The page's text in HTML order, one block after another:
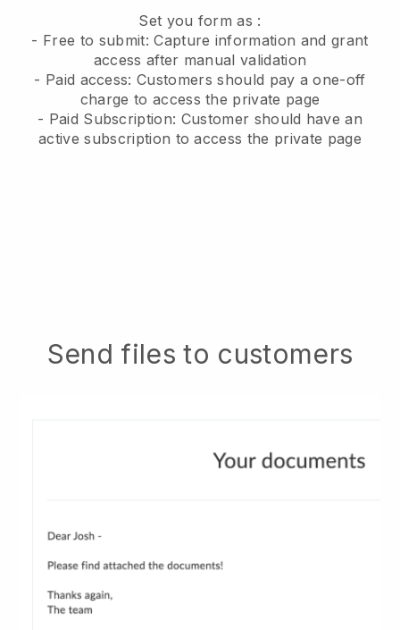
Set you form as :
- Free to submit: Capture information and grant
access after manual validation
- Paid access: Customers should pay a one-off
charge to access the private page
- Paid Subscription: Customer should have an
active subscription to access the private page
Send files to customers